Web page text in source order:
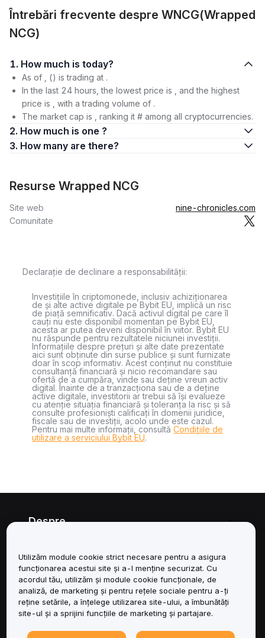
Întrebări frecvente despre WNCG(Wrapped
NCG)
1. How much is today?
As of , () is trading at .
In the last 24 hours, the lowest price is , and the highest
price is , with a trading volume of .
The market cap is , ranking it # among all cryptocurrencies.
2. How much is one ?
3. How many are there?
Resurse Wrapped NCG
Site web
nine-chronicles.com
Comunitate
Declarație de declinare a responsabilității:
Investițiile în criptomonede, inclusiv achiziționarea
de și alte active digitale pe Bybit EU, implică un risc
de piață semnificativ. Dacă activul digital pe care îl
cauți nu este disponibil momentan pe Bybit EU,
acesta ar putea deveni disponibil în viitor. Bybit EU
nu răspunde pentru rezultatele niciunei investiții.
Informațiile despre prețuri și alte date prezentate
aici sunt obținute din surse publice și sunt furnizate
doar în scop informativ. Acest conținut nu constituie
consultanță financiară și nicio recomandare sau
ofertă de a cumpăra, vinde sau deține vreun activ
digital. Înainte de a tranzacționa sau de a deține
active digitale, investitorii ar trebui să își evalueze
cu atenție situația financiară și toleranța la risc și să
consulte profesioniști calificați în domenii juridice,
fiscale sau de investiții, acolo unde este cazul.
Pentru mai multe informații, consultă Condițiile de
utilizare a serviciului Bybit EU.
Despre
Asistență
Produse
Juridic
Utilizăm module cookie strict necesare pentru a asigura
funcționarea acestui site și a-l menține securizat. Cu
acordul tău, utilizăm și module cookie funcționale, de
analiză, de marketing și pentru rețele sociale pentru a-ți
reține setările, a înțelege utilizarea site-ului, a îmbunătăți
site-ul și a sprijini funcțiile de marketing și partajare.